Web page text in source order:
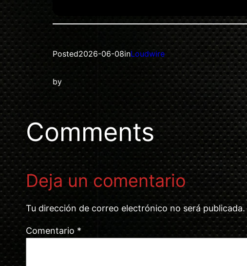
Posted2026-06-08inLoudwire
by
Comments
Deja un comentario
Tu dirección de correo electrónico no será publicada.
Comentario *